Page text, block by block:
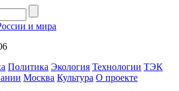
и мира
Политика Экология Технологии ТЭК
Москва Культура О проекте